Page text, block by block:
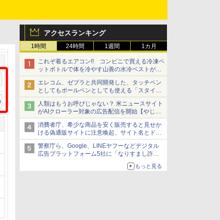
アクセスランキング
1時間 24時間 1週間 1カ月
これぞ着るエアコン!! コンビニで買える冷凍ペ
ットボトルで体を冷やす山善の水冷ベストがロ
ードバイクにちょうどいい【ぼっち・ざ・ろー
ど！その14】【空いた時間でなにしてる？】
エレコム、ゼブラと共同開発した、タッチペン
としてもボールペンとしても使える「スタイラ
スツーウェイ」発売 iPadにも紙にも、持ち替
えずに書き込める
人類はもうお呼びじゃない？ 米ニュースサイト
がAIクローラー対象の広告配信を開始【やじう
まWatch】
消費者庁、希少な商品を安く販売すると見せか
ける偽通販サイトに注意喚起、サイト名とドメ
イン名を公表
警察庁ら、Google、LINEヤフーなどデジタル
広告プラットフォーム5社に「なりすまし詐欺
広告」対策強化を要請 著名人の写真や映像を
使った投資詐欺などへの対策として
もっと見る